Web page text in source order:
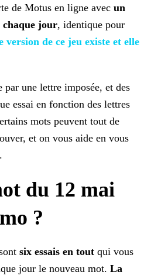
de Motus en ligne avec un
chaque jour, identique pour
version de ce jeu existe et elle
par une lettre imposée, et des
essai en fonction des lettres
mots peuvent tout de
et on vous aide en vous
du 12 mai
?
six essais en tout qui vous
jour le nouveau mot. La